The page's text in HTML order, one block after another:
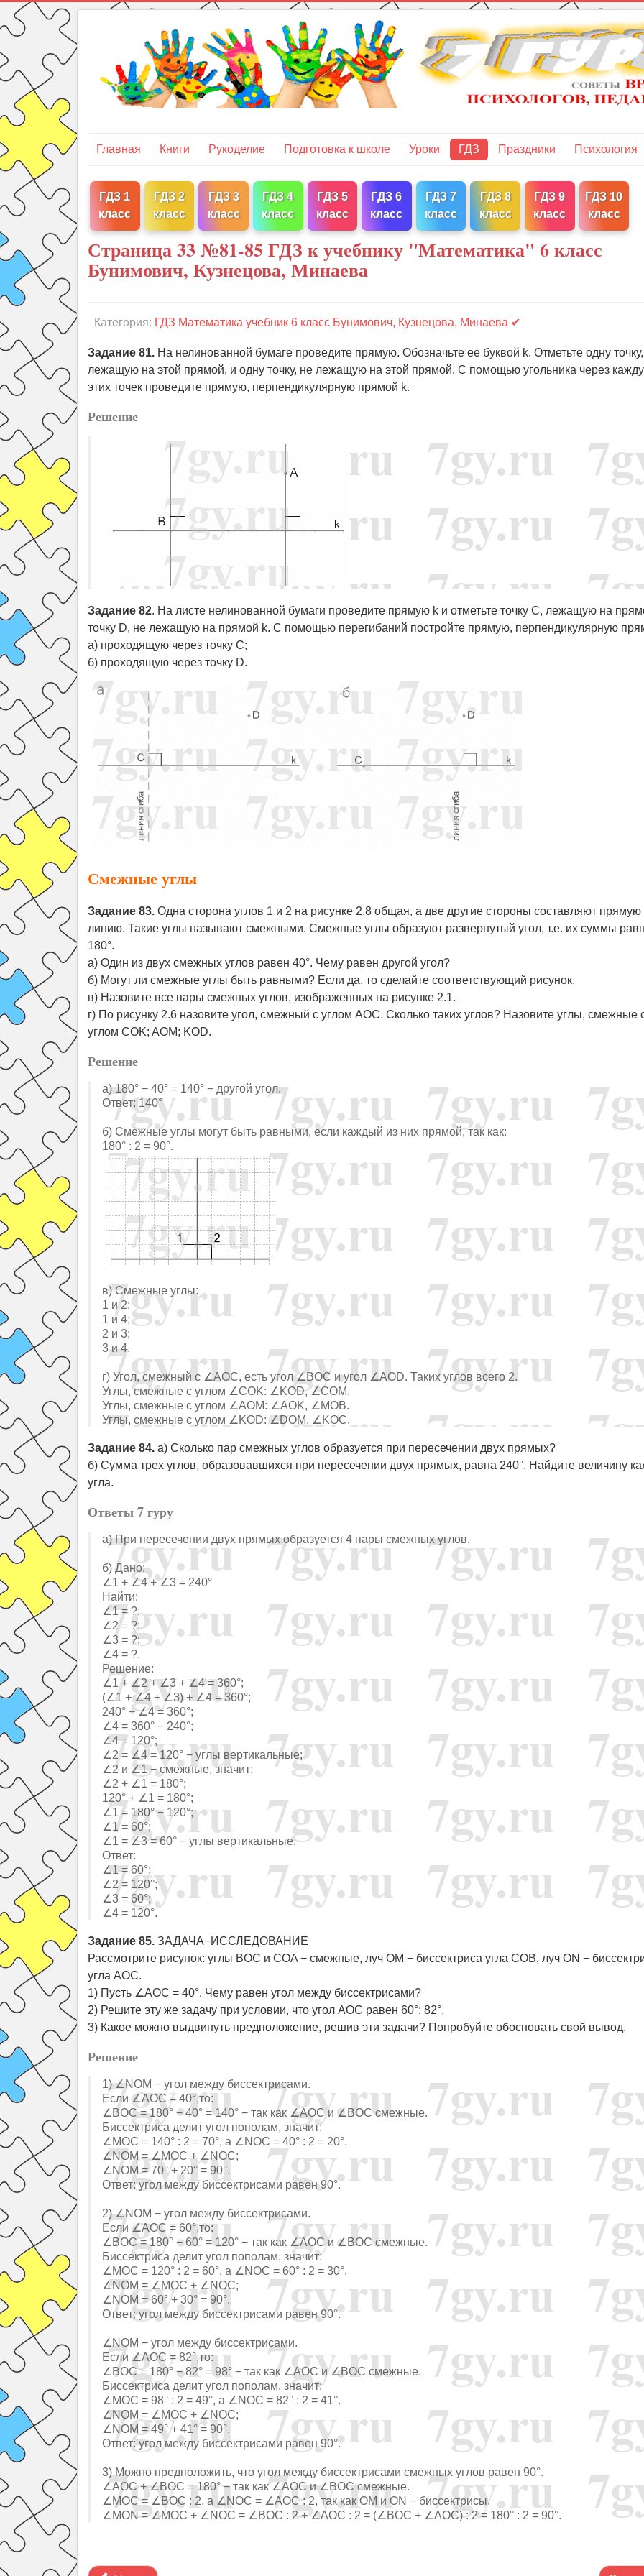
Главная Книги Рукоделие Подготовка к школе Уроки ГДЗ Праздники Психология
ГДЗ 1
класс
ГДЗ 2
класс
ГДЗ 3
класс
ГДЗ 4
класс
ГДЗ 5
класс
ГДЗ 6
класс
ГДЗ 7
класс
ГДЗ 8
класс
ГДЗ 9
класс
ГДЗ 10
класс
Страница 33 №81-85 ГДЗ к учебнику "Математика" 6 класс
Бунимович, Кузнецова, Минаева
Категория: ГДЗ Математика учебник 6 класс Бунимович, Кузнецова, Минаева ✔
Задание 81. На нелинованной бумаге проведите прямую. Обозначьте ее буквой k. Отметьте одну точку,
лежащую на этой прямой, и одну точку, не лежащую на этой прямой. С помощью угольника через
этих точек проведите прямую, перпендикулярную прямой k.
Решение
Задание 82. На листе нелинованной бумаги проведите прямую k и отметьте точку C, лежащую на
точку D, не лежащую на прямой k. С помощью перегибаний постройте прямую, перпендикулярную
а) проходящую через точку C;
б) проходящую через точку D.
Смежные углы
Задание 83. Одна сторона углов 1 и 2 на рисунке 2.8 общая, а две другие стороны составляют прямую
линию. Такие углы называют смежными. Смежные углы образуют развернутый угол, т.е. их суммы
180°.
а) Один из двух смежных углов равен 40°. Чему равен другой угол?
б) Могут ли смежные углы быть равными? Если да, то сделайте соответствующий рисунок.
в) Назовите все пары смежных углов, изображенных на рисунке 2.1.
г) По рисунку 2.6 назовите угол, смежный с углом AOC. Сколько таких углов? Назовите углы, смежные
углом COK; AOM; KOD.
Решение
а) 180° − 40° = 140° − другой угол.
Ответ: 140°
б) Смежные углы могут быть равными, если каждый из них прямой, так как:
180° : 2 = 90°.
в) Смежные углы:
1 и 2;
1 и 4;
2 и 3;
3 и 4.
г) Угол, смежный с ∠AOC, есть угол ∠BOC и угол ∠AOD. Таких углов всего 2.
Углы, смежные с углом ∠COK: ∠KOD, ∠COM.
Углы, смежные с углом ∠AOM: ∠AOK, ∠MOB.
Углы, смежные с углом ∠KOD: ∠DOM, ∠KOC.
Задание 84. а) Сколько пар смежных углов образуется при пересечении двух прямых?
б) Сумма трех углов, образовавшихся при пересечении двух прямых, равна 240°. Найдите величину
угла.
Ответы 7 гуру
а) При пересечении двух прямых образуется 4 пары смежных углов.
б) Дано:
∠1 + ∠4 + ∠3 = 240°
Найти:
∠1 = ?;
∠2 = ?;
∠3 = ?;
∠4 = ?.
Решение:
∠1 + ∠2 + ∠3 + ∠4 = 360°;
(∠1 + ∠4 + ∠3) + ∠4 = 360°;
240° + ∠4 = 360°;
∠4 = 360° − 240°;
∠4 = 120°;
∠2 = ∠4 = 120° − углы вертикальные;
∠2 и ∠1 − смежные, значит:
∠2 + ∠1 = 180°;
120° + ∠1 = 180°;
∠1 = 180° − 120°;
∠1 = 60°;
∠1 = ∠3 = 60° − углы вертикальные.
Ответ:
∠1 = 60°;
∠2 = 120°;
∠3 = 60°;
∠4 = 120°.
Задание 85. ЗАДАЧА−ИССЛЕДОВАНИЕ
Рассмотрите рисунок: углы BOC и COA − смежные, луч OM − биссектриса угла COB, луч ON −
угла AOC.
1) Пусть ∠AOC = 40°. Чему равен угол между биссектрисами?
2) Решите эту же задачу при условии, что угол AOC равен 60°; 82°.
3) Какое можно выдвинуть предположение, решив эти задачи? Попробуйте обосновать свой вывод.
Решение
1) ∠NOM − угол между биссектрисами.
Если ∠AOC = 40°,то:
∠BOC = 180° − 40° = 140° − так как ∠AOC и ∠BOC смежные.
Биссектриса делит угол пополам, значит:
∠MOC = 140° : 2 = 70°, а ∠NOC = 40° : 2 = 20°.
∠NOM = ∠MOC + ∠NOC;
∠NOM = 70° + 20° = 90°.
Ответ: угол между биссектрисами равен 90°.
2) ∠NOM − угол между биссектрисами.
Если ∠AOC = 60°,то:
∠BOC = 180° − 60° = 120° − так как ∠AOC и ∠BOC смежные.
Биссектриса делит угол пополам, значит:
∠MOC = 120° : 2 = 60°, а ∠NOC = 60° : 2 = 30°.
∠NOM = ∠MOC + ∠NOC;
∠NOM = 60° + 30° = 90°.
Ответ: угол между биссектрисами равен 90°.
∠NOM − угол между биссектрисами.
Если ∠AOC = 82°,то:
∠BOC = 180° − 82° = 98° − так как ∠AOC и ∠BOC смежные.
Биссектриса делит угол пополам, значит:
∠MOC = 98° : 2 = 49°, а ∠NOC = 82° : 2 = 41°.
∠NOM = ∠MOC + ∠NOC;
∠NOM = 49° + 41° = 90°.
Ответ: угол между биссектрисами равен 90°.
3) Можно предположить, что угол между биссектрисами смежных углов равен 90°.
∠AOC + ∠BOC = 180° − так как ∠AOC и ∠BOC смежные.
∠MOC = ∠BOC : 2, а ∠NOC = ∠AOC : 2, так как OM и ON − биссектрисы.
∠MON = ∠MOC + ∠NOC = ∠BOC : 2 + ∠AOC : 2 = (∠BOC + ∠AOC) : 2 = 180° : 2 = 90°.